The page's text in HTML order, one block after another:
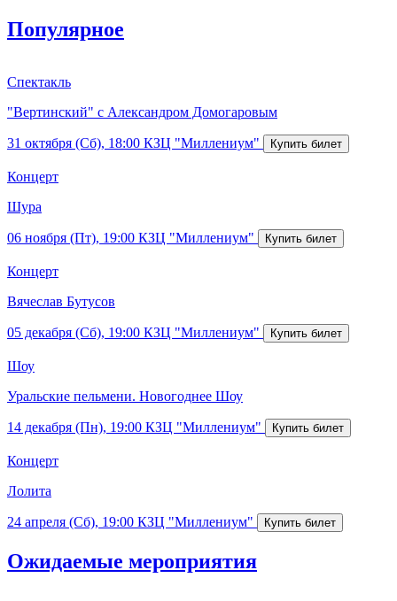
Популярное
Спектакль
"Вертинский" с Александром Домогаровым
31 октября (Сб), 18:00 КЗЦ "Миллениум"
Концерт
Шура
06 ноября (Пт), 19:00 КЗЦ "Миллениум"
Концерт
Вячеслав Бутусов
05 декабря (Сб), 19:00 КЗЦ "Миллениум"
Шоу
Уральские пельмени. Новогоднее Шоу
14 декабря (Пн), 19:00 КЗЦ "Миллениум"
Концерт
Лолита
24 апреля (Сб), 19:00 КЗЦ "Миллениум"
Ожидаемые мероприятия